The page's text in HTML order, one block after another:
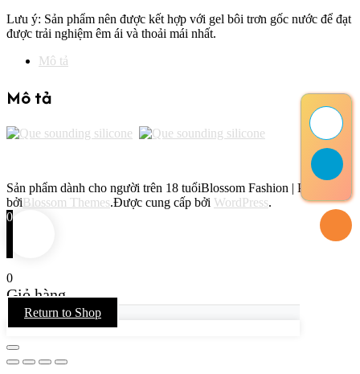
Lưu ý: Sản phẩm nên được kết hợp với gel bôi trơn gốc nước để đạt
được trải nghiệm êm ái và thoải mái nhất.
Mô tả
Mô tả
Sản phẩm dành cho người trên 18 tuổiBlossom Fashion | Phát triển
bởiBlossom Themes.Được cung cấp bởi WordPress.
0
0
Giỏ hàng
Return to Shop